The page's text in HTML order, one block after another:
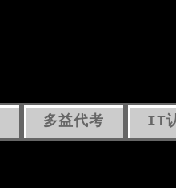
多益代考 IT